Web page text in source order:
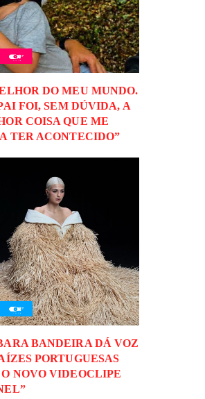
DO MEU MUNDO.
FOI, SEM DÚVIDA, A
COISA QUE ME
TER ACONTECIDO”
BANDEIRA DÁ VOZ
PORTUGUESAS
NOVO VIDEOCLIPE